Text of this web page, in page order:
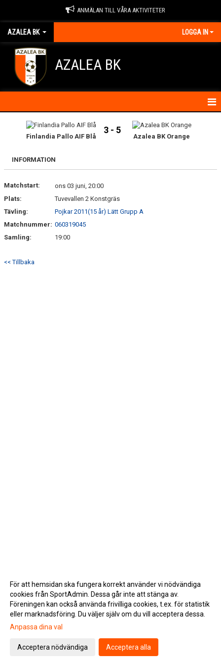
ANMÄLAN TILL VÅRA AKTIVITETER
AZALEA BK LOGGA IN
AZALEA BK
OM FÖRENINGEN
BLI MEDLEM
IDROTTSSKADOR
TRÄN.TIDER
Finlandia Pallo AIF Blå
3 - 5
Azalea BK Orange
INFORMATION
Matchstart:
ons 03 juni, 20:00
Plats:
Tuvevallen 2 Konstgräs
Tävling:
Pojkar 2011(15 år) Lätt Grupp A
Matchnummer: 060319045
Samling:
19:00
<< Tillbaka
Gå till Webbversion
För att hemsidan ska fungera korrekt använder vi nödvändiga
cookies från SportAdmin. Dessa går inte att stänga av.
Föreningen kan också använda frivilliga cookies, t.ex. för statistik
eller marknadsföring. Du väljer själv om du vill acceptera dessa.
Anpassa dina val
Acceptera nödvändiga Acceptera alla